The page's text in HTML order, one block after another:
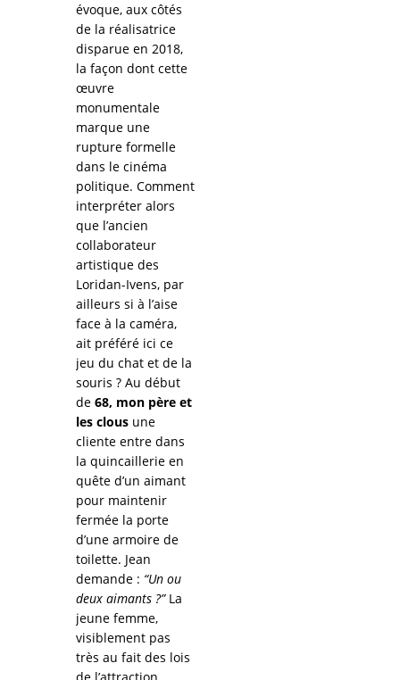
évoque, aux côtés
de la réalisatrice
disparue en 2018,
la façon dont cette
œuvre
monumentale
marque une
rupture formelle
dans le cinéma
politique. Comment
interpréter alors
que l’ancien
collaborateur
artistique des
Loridan-Ivens, par
ailleurs si à l’aise
face à la caméra,
ait préféré ici ce
jeu du chat et de la
souris ? Au début
de 68, mon père et
les clous une
cliente entre dans
la quincaillerie en
quête d’un aimant
pour maintenir
fermée la porte
d’une armoire de
toilette. Jean
demande : “Un ou
deux aimants ?”La
jeune femme,
visiblement pas
très au fait des lois